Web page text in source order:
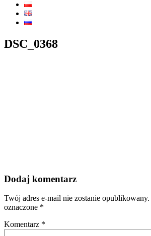
DSC_0368
Dodaj komentarz
Twój adres e-mail nie zostanie opublikowany.
oznaczone *
Komentarz *